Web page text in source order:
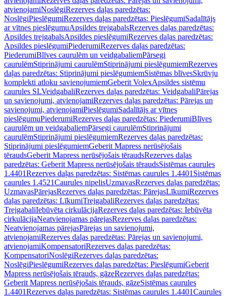
atvienojamiNoslēgiRezerves daļas paredzētas:
NoslēgiPieslēgumiRezerves daļas paredzētas: PieslēgumiSadalītājs
ar vītnes pieslēgumuApsildes trejgabalsRezerves daļas paredzētas:
Apsildes trejgabalsApsildes pieslēgumiRezerves daļas paredzētas:
Apsildes pieslēgumiPiederumiRezerves daļas paredzētas:
PiederumiBlīves caurulēm un veidgabaliemPārsegi
caurulēmStiprinājumi caurulēmStiprinājumi pieslēgumiemRezerves
daļas paredzētas: Stiprinājumi pieslēgumiemSistēmas blīvesSkrūvju
komplekti atloku savienojumiemGeberit VolexApsildes sistēmu
caurules SLVeidgabaliRezerves daļas paredzētas: VeidgabaliPārejas
un savienojumi, atvienojamiRezerves daļas paredzētas: Pārejas un
savienojumi, atvienojamiPieslēgumiSadalītājs ar vītnes
pieslēgumuPiederumiRezerves daļas paredzētas: PiederumiBlīves
caurulēm un veidgabaliemPārsegi caurulēmStiprinājumi
caurulēmStiprinājumi pieslēgumiemRezerves daļas paredzētas:
Stiprinājumi pieslēgumiemGeberit Mapress nerūsējošais
tēraudsGeberit Mapress nerūsējošais tēraudsRezerves daļas
paredzētas: Geberit Mapress nerūsējošais tēraudsSistēmas caurules
1.4401Rezerves daļas paredzētas: Sistēmas caurules 1.4401 Sistēmas
caurules 1.4521Caurules nipelisUzmavasRezerves daļas paredzētas:
UzmavasPārejasRezerves daļas paredzētas: PārejasLīkumiRezerves
daļas paredzētas: LīkumiTrejgabaliRezerves daļas paredzētas:
TrejgabaliIebūvēta cirkulācijaRezerves daļas paredzētas: Iebūvēta
cirkulācijaNeatvienojamas pārejasRezerves daļas paredzētas:
Neatvienojamas pārejasPārejas un savienojumi,
atvienojamiRezerves daļas paredzētas: Pārejas un savienojumi,
atvienojamiKompensatoriRezerves daļas paredzētas:
KompensatoriNoslēgiRezerves daļas paredzētas:
NoslēgiPieslēgumiRezerves daļas paredzētas: PieslēgumiGeberit
Mapress nerūsējošais tērauds, gāzeRezerves daļas paredzētas:
Geberit Mapress nerūsējošais tērauds, gāzeSistēmas caurules
1.4401Rezerves daļas paredzētas: Sistēmas caurules 1.4401Caurules